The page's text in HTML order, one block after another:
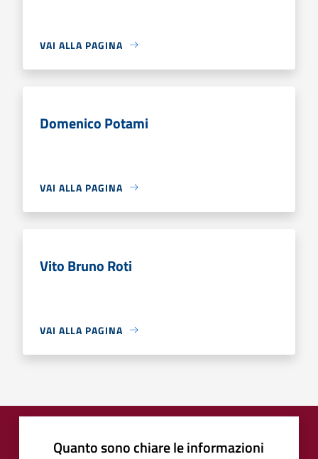
VAI ALLA PAGINA
Domenico Potami
VAI ALLA PAGINA
Vito Bruno Roti
VAI ALLA PAGINA
Quanto sono chiare le informazioni